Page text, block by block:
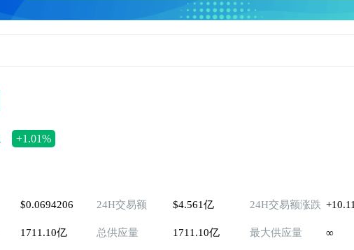
+1.01%
$0.0694206 24H交易额 $4.561亿 24H交易额涨跌
1711.10亿 总供应量 1711.10亿 最大供应量 ∞